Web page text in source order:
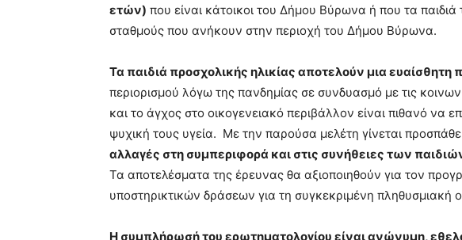
ετών) που είναι κάτοικοι του Δήμου Βύρωνα ή που τα παιδιά
σταθμούς που ανήκουν στην περιοχή του Δήμου Βύρωνα.
Τα παιδιά προσχολικής ηλικίας αποτελούν μια
περιορισμού λόγω της πανδημίας σε συνδυασμό με τις
και το άγχος στο οικογενειακό περιβάλλον είναι πιθανό να
ψυχική τους υγεία. Με την παρούσα μελέτη γίνεται
αλλαγές στη συμπεριφορά και στις συνήθειες των
Τα αποτελέσματα της έρευνας θα αξιοποιηθούν για τον
υποστηρικτικών δράσεων για τη συγκεκριμένη πληθυσμιακή
Η συμπλήρωσή του ερωτηματολογίου είναι ανώνυμη,